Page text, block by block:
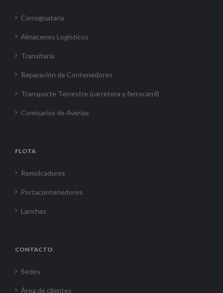
Consignataria
Almacenes Logísticos
Transitaria
Reparación de Contenedores
Transporte Terrestre (carretera y ferrocarril)
Comisarios de Averías
FLOTA
Remolcadores
Portacontenedores
Lanchas
CONTACTO
Sedes
Área de clientes